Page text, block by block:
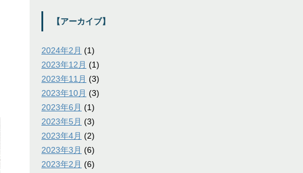
【アーカイブ】
2024年2月 (1)
2023年12月 (1)
2023年11月 (3)
2023年10月 (3)
2023年6月 (1)
2023年5月 (3)
2023年4月 (2)
2023年3月 (6)
2023年2月 (6)